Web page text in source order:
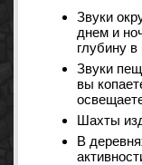
Звуки
днем ​​и
глубину
Звуки
вы
Шахты
В